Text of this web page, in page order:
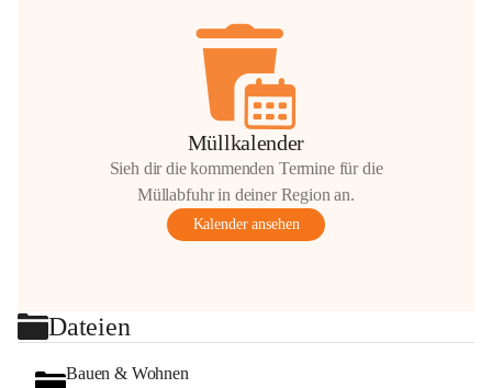
Müllkalender
Sieh dir die kommenden Termine für die
Müllabfuhr in deiner Region an.
Kalender ansehen
Dateien
Bauen & Wohnen